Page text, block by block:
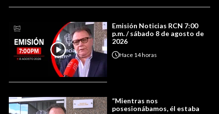
Emisión Noticias RCN 7:00
p.m. / sábado 8 de agosto de
2026
Hace 14 horas
“Mientras nos
posesionábamos, él estaba